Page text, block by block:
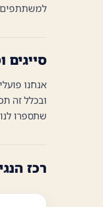
למשתתפים
סייגים
אנחנו
ובכלל זה
שתספרו
רכז